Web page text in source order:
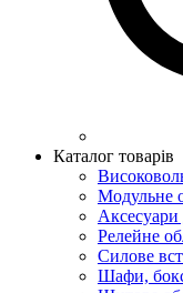
Каталог товарів
Модульне
Аксесуари
Релейне
Силове
Шафи,